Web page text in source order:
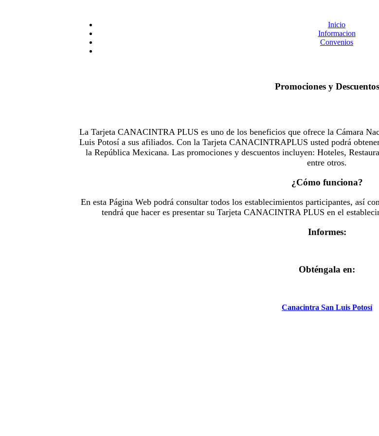
Inicio
Informacion
Convenios
Promociones y Descuentos
La Tarjeta CANACINTRA PLUS es uno de los beneficios que ofrece la Cámara
Luis Potosí a sus afiliados. Con la Tarjeta CANACINTRAPLUS usted podrá
la República Mexicana. Las promociones y descuentos incluyen: Hoteles,
entre otros.
¿Cómo funciona?
En esta Página Web podrá consultar todos los establecimientos participantes, así
tendrá que hacer es presentar su Tarjeta CANACINTRA PLUS en el
Informes:
Obténgala en:
Canacintra San Luis Potosí